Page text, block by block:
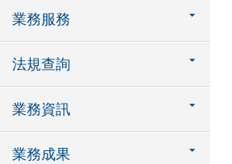
業務服務
法規查詢
業務資訊
業務成果